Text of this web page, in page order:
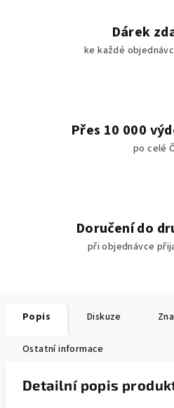
Dárek
ke každé
Přes 10 000
po celé
Doručení do
při objednávce
Popis Diskuze
Ostatní informace
Detailní popis